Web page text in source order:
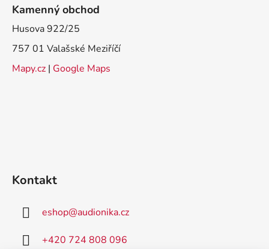
Kamenný obchod
Husova 922/25
757 01 Valašské Meziříčí
Mapy.cz | Google Maps
Kontakt
eshop@audionika.cz
+420 724 808 096